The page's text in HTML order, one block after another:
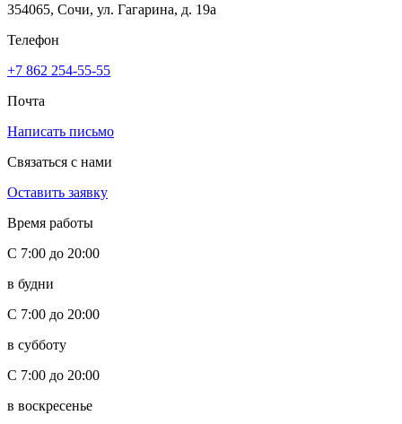
354065, Сочи, ул. Гагарина, д. 19а
Телефон
+7 862 254-55-55
Почта
Написать письмо
Связаться с нами
Оставить заявку
Время работы
С 7:00 до 20:00
в будни
С 7:00 до 20:00
в субботу
С 7:00 до 20:00
в воскресенье